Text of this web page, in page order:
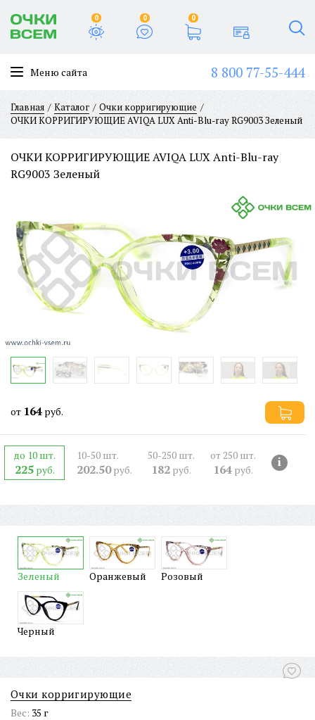
0 0 0
Меню сайта 8 800 77-55-444
Главная Каталог
Очки корригирующие
ОЧКИ КОРРИГИРУЮЩИЕ AVIQA LUX Anti-Blu-ray RG9003 Зеленый
ОЧКИ КОРРИГИРУЮЩИЕ AVIQA LUX Anti-Blu-ray
RG9003 Зеленый
от 164 руб.
до 10 шт.
225руб.
10-50 шт.
202.50руб.
50-250 шт.
182 руб.
от 250 шт.
164 руб.
i
Зеленый Оранжевый Розовый
Черный
Очки корригирующие
Вес: 35 г